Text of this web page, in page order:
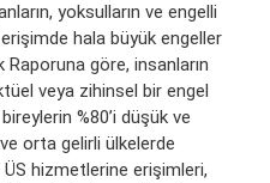
yoksulların ve engelli
hala büyük engeller
Raporuna göre, insanların
veya zihinsel bir engel
%80’i düşük ve
orta gelirli ülkelerde
ÜS hizmetlerine erişimleri,